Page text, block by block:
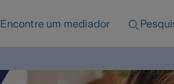
Encontre um mediador